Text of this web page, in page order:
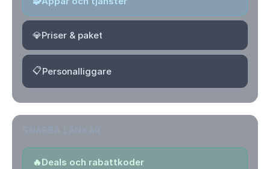
💎Priser & paket
📋Personalliggare
🔥Deals och rabattkoder